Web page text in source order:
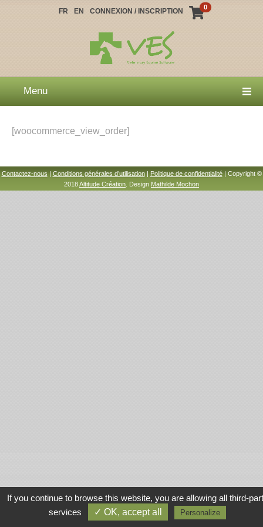
FR EN CONNEXION / INSCRIPTION 0
Menu
[woocommerce_view_order]
Contactez-nous| Conditions générales d’utilisation|Politique de confidentialité| Copyright ©
2018Altitude Création . Design Mathilde Mochon
If you continue to browse this website, you are allowing all third-
services
✓ OK, accept all Personalize